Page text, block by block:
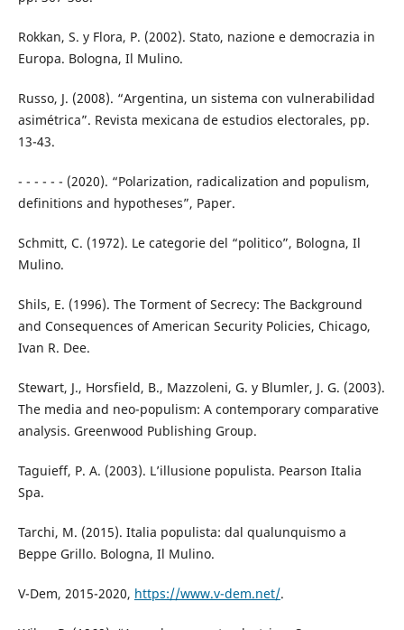
Rokkan, S. y Flora, P. (2002). Stato, nazione e democrazia in
Europa. Bologna, Il Mulino.
Russo, J. (2008). “Argentina, un sistema con vulnerabilidad
asimétrica”. Revista mexicana de estudios electorales, pp.
13-43.
- - - - - - (2020). “Polarization, radicalization and populism,
definitions and hypotheses”, Paper.
Schmitt, C. (1972). Le categorie del “politico”, Bologna, Il
Mulino.
Shils, E. (1996). The Torment of Secrecy: The Background
and Consequences of American Security Policies, Chicago,
Ivan R. Dee.
Stewart, J., Horsfield, B., Mazzoleni, G. y Blumler, J. G. (2003).
The media and neo-populism: A contemporary comparative
analysis. Greenwood Publishing Group.
Taguieff, P. A. (2003). L’illusione populista. Pearson Italia
Spa.
Tarchi, M. (2015). Italia populista: dal qualunquismo a
Beppe Grillo. Bologna, Il Mulino.
V-Dem, 2015-2020, https://www.v-dem.net/.